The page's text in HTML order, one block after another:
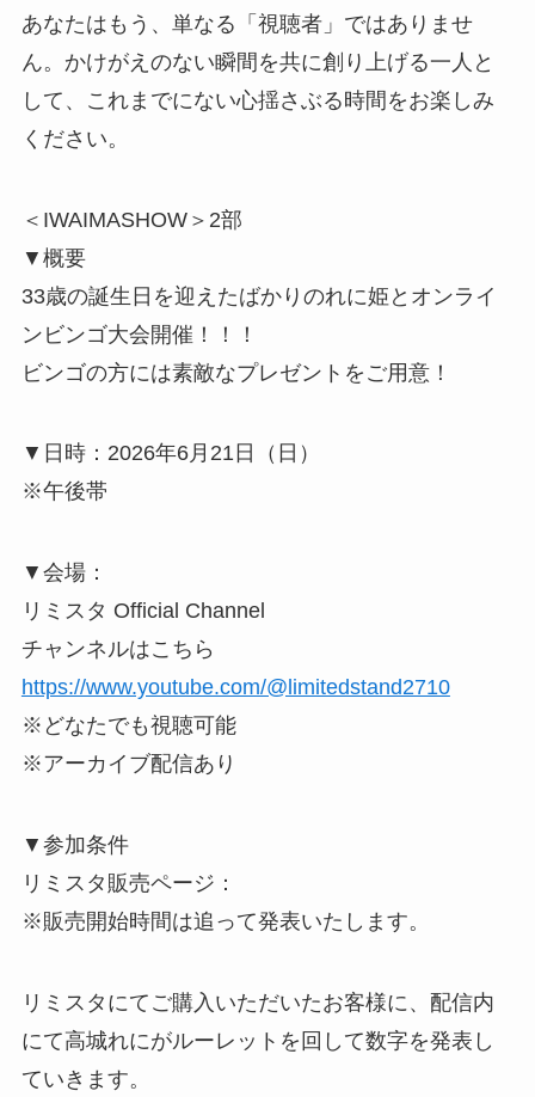
あなたはもう、単なる「視聴者」ではありませ
ん。かけがえのない瞬間を共に創り上げる一人と
して、これまでにない心揺さぶる時間をお楽しみ
ください。
＜IWAIMASHOW＞2部
▼概要
33歳の誕生日を迎えたばかりのれに姫とオンライ
ンビンゴ大会開催！！！
ビンゴの方には素敵なプレゼントをご用意！
▼日時：2026年6月21日（日）
※午後帯
▼会場：
リミスタ Official Channel
チャンネルはこちら
https://www.youtube.com/@limitedstand2710
※どなたでも視聴可能
※アーカイブ配信あり
▼参加条件
リミスタ販売ページ：
※販売開始時間は追って発表いたします。
リミスタにてご購入いただいたお客様に、配信内
にて高城れにがルーレットを回して数字を発表し
ていきます。